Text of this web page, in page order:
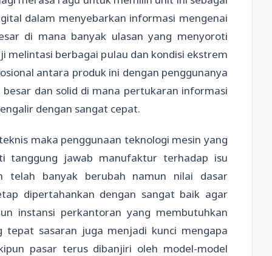
dalam menyebarkan informasi mengenai
di mana banyak ulasan yang menyoroti
melintasi berbagai pulau dan kondisi ekstrem
antara produk ini dengan penggunanya
dan solid di mana pertukaran informasi
dengan sangat cepat.
maka penggunaan teknologi mesin yang
tanggung jawab manufaktur terhadap isu
telah banyak berubah namun nilai dasar
dipertahankan dengan sangat baik agar
instansi perkantoran yang membutuhkan
sasaran juga menjadi kunci mengapa
pasar terus dibanjiri oleh model-model